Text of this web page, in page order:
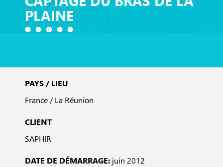
PLAINE
PAYS / LIEU
France / La Réunion
CLIENT
SAPHIR
DATE DE DÉMARRAGE: juin 2012